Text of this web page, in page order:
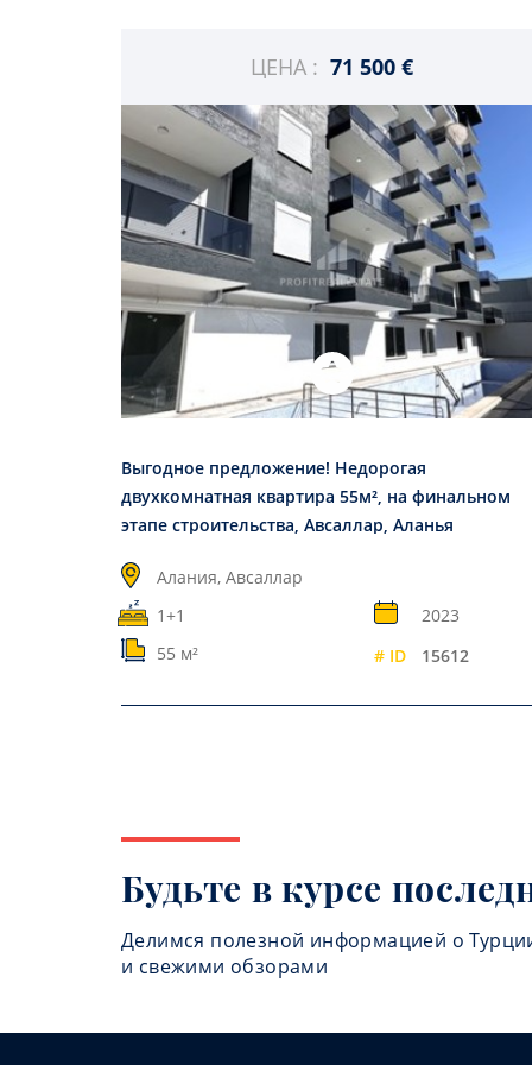
ЦЕНА : 71 500 €
Выгодное предложение! Недорогая
двухкомнатная квартира 55м², на финальном
этапе строительства, Авсаллар, Аланья
Алания, Авсаллар
1+1
2023
55 м²
# ID 15612
Будьте в курсе
Делимся полезной информацией о
и свежими обзорами